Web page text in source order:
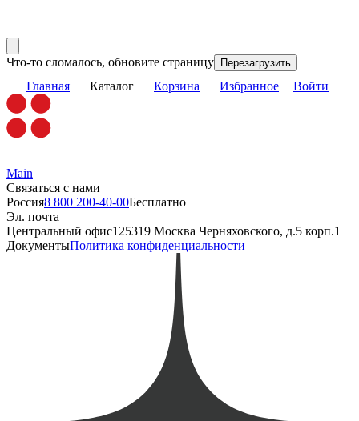
Что-то сломалось, обновите страницу Перезагрузить
Главная Каталог Корзина Избранное Войти
Main
Связаться с нами
Россия8 800 200-40-00Бесплатно
Эл. почта
Центральный офис125319 Москва Черняховского, д.5 корп.1
ДокументыПолитика конфиденциальности